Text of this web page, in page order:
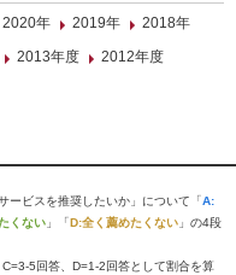
2020年 2019年
2018年
2013年度
2012年度
ービスを推奨したいか」について「A:
くない 」「D:全く薦めたくない 」の4段
5回答、D=1-2回答として割合を算